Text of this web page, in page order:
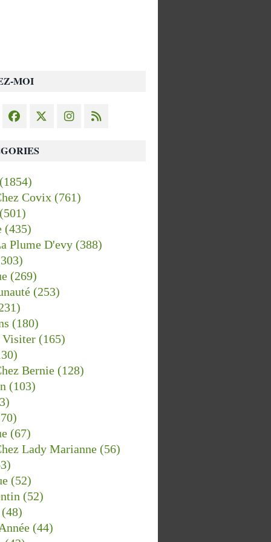
MOI
(1854)
Covix (761)
(501)
(435)
Plume D'evy (388)
(269)
(253)
(180)
(165)
Bernie (128)
(103)
(67)
Lady Marianne (56)
(52)
(52)
(48)
(44)